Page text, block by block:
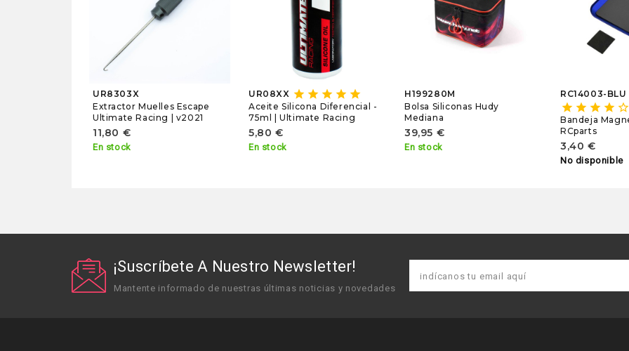
UR8303X
Extractor Muelles Escape
Ultimate Racing | v2021
11,80 €
En stock
UR08XX star star star star star
Aceite Silicona Diferencial -
75ml | Ultimate Racing
5,80 €
En stock
H199280M
Bolsa Siliconas Hudy
Mediana
39,95 €
En stock
RC14003-BLU
star star star star star_border
Bandeja
RCparts
3,40 €
No disponible
¡Suscríbete A Nuestro Newsletter!
Mantente informado de nuestras últimas noticias y novedades